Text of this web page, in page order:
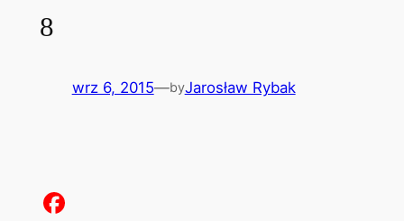
8
wrz 6, 2015—byJarosław Rybak